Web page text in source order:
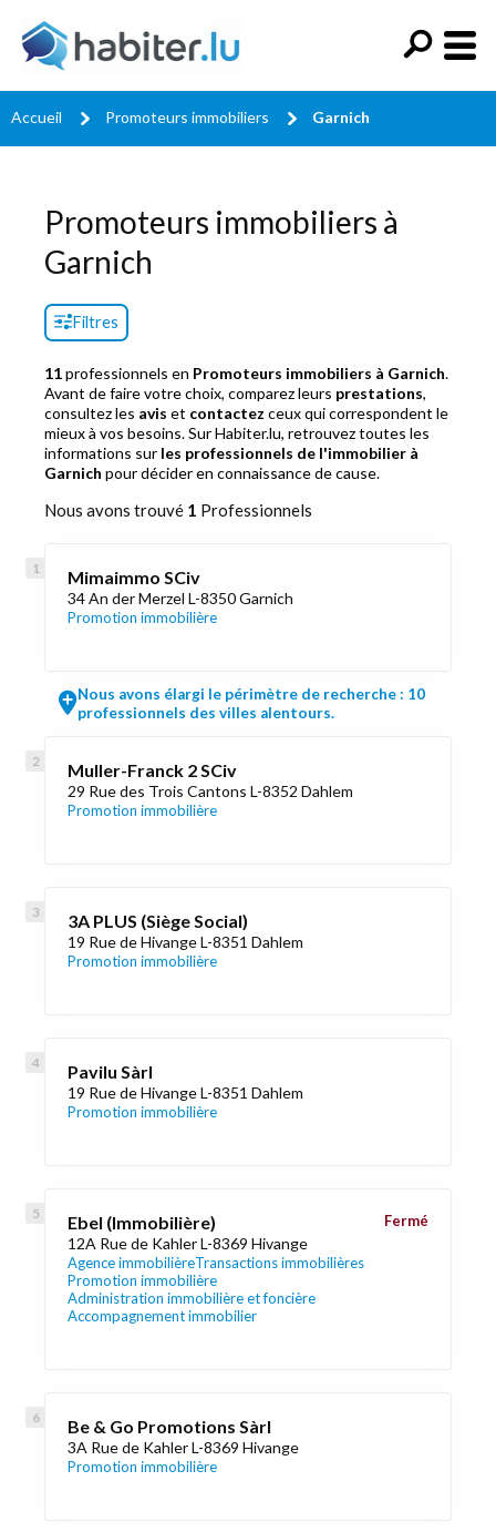
Accueil Promoteurs immobiliers Garnich
Promoteurs immobiliers à
Garnich
Filtres
11professionnels en Promoteurs immobiliers à Garnich.
Avant de faire votre choix, comparez leurs prestations,
consultez les avis et contactez ceux qui correspondent le
mieux à vos besoins. Sur Habiter.lu, retrouvez toutes les
informations sur les professionnels de l'immobilier à
Garnich pour décider en connaissance de cause.
Nous avons trouvé 1 Professionnels
Mimaimmo SCiv
34 An der Merzel L-8350 Garnich
Promotion immobilière
Nous avons élargi le périmètre de recherche : 10
professionnels des villes alentours.
Muller-Franck 2 SCiv
29 Rue des Trois Cantons L-8352 Dahlem
Promotion immobilière
3A PLUS (Siège Social)
19 Rue de Hivange L-8351 Dahlem
Promotion immobilière
Pavilu Sàrl
19 Rue de Hivange L-8351 Dahlem
Promotion immobilière
Ebel (Immobilière)
12A Rue de Kahler L-8369 Hivange
Agence immobilièreTransactions immobilières
Promotion immobilière
Administration immobilière et foncière
Accompagnement immobilier
Fermé
Be & Go Promotions Sàrl
3A Rue de Kahler L-8369 Hivange
Promotion immobilière